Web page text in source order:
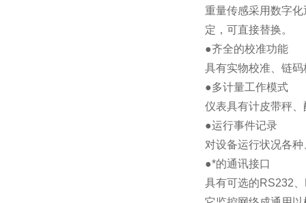
重量传感采用数字
定，可直接替换。
●齐全的校准功能
具有实物校准、链
●多计量工作模式
仪表具有计皮带秤
●运行事件记录
对设备运行状况各
●*的通讯接口
具有可选的RS232